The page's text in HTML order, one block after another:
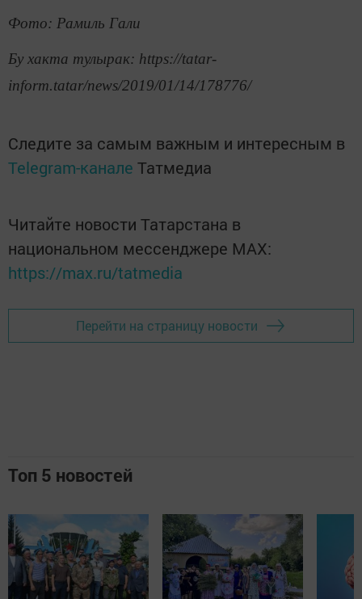
Фото: Рамиль Гали
Бу хакта тулырак: https://tatar-
inform.tatar/news/2019/01/14/178776/
Следите за самым важным и интересным в
Telegram-канале Татмедиа
Читайте новости Татарстана в
национальном мессенджере MАХ:
https://max.ru/tatmedia
Перейти на страницу новости
Топ 5 новостей